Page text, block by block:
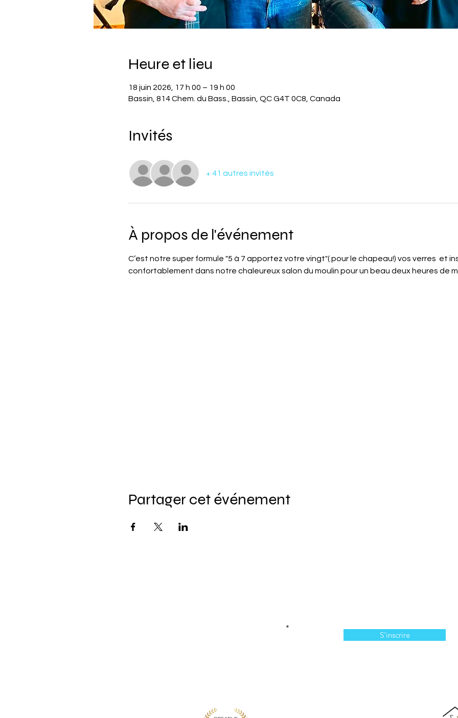
Heure et lieu
18 juin 2026, 17 h 00 – 19 h 00
Bassin, 814 Chem. du Bass., Bassin, QC G4T 0C8, Canada
Invités
+ 41 autres invités
À propos de l'événement
C’est notre super formule "5 à 7 apportez votre vingt"( pour le chapeau!) vos verres  et
confortablement dans notre chaleureux salon du moulin pour un beau deux heures de
Partager cet événement
S'inscrire